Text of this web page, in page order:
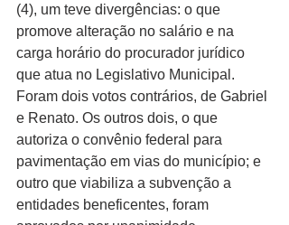
(4), um teve divergências: o que
promove alteração no salário e na
carga horário do procurador jurídico
que atua no Legislativo Municipal.
Foram dois votos contrários, de Gabriel
e Renato. Os outros dois, o que
autoriza o convênio federal para
pavimentação em vias do município; e
outro que viabiliza a subvenção a
entidades beneficentes, foram